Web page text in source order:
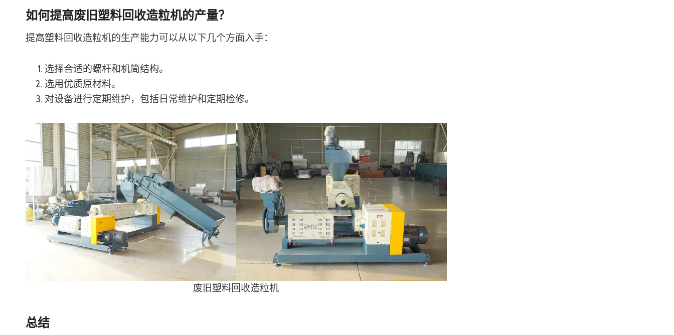
如何提高废旧塑料回收造粒机的产量？
提高塑料回收造粒机的生产能力可以从以下几个方面入手：
选择合适的螺杆和机筒结构。
选用优质原材料。
对设备进行定期维护，包括日常维护和定期检修。
废旧塑料回收造粒机
总结